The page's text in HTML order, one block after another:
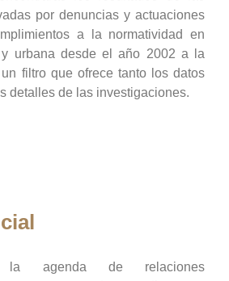
por denuncias y actuaciones
a la normatividad en
y urbana desde el año 2002 a la
filtro que ofrece tanto los datos
detalles de las investigaciones.
la agenda de relaciones